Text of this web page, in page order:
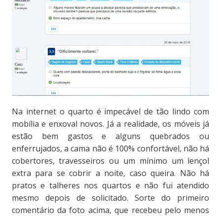
Na internet o quarto é impecável de tão lindo com
mobília e enxoval novos. Já a realidade, os móveis já
estão bem gastos e alguns quebrados ou
enferrujados, a cama não é 100% confortável, não há
cobertores, travesseiros ou um mínimo um lençol
extra para se cobrir a noite, caso queira. Não há
pratos e talheres nos quartos e não fui atendido
mesmo depois de solicitado. Sorte do primeiro
comentário da foto acima, que recebeu pelo menos